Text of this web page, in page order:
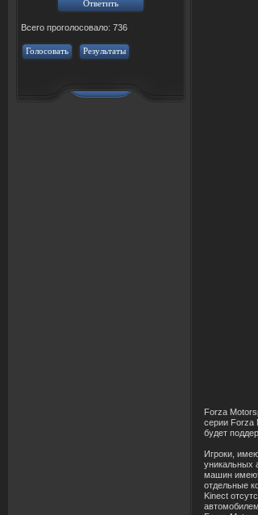
Всего проголосовало: 736
Голосовать Результаты
Forza
серии Forza
будет
Игроки,
уникальных
машин
отдельные
Kinect
ав